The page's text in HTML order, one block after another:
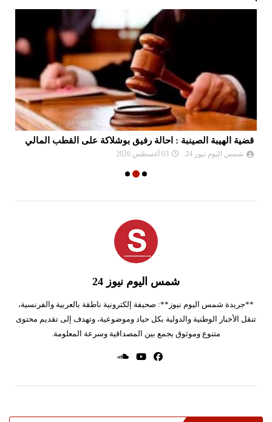
قضية الهيبة الصينبة : احالة رفيق بوشلاكة على القطب المالي
شمس اليوم نيوز 24 03 أغسطس 2026
شمس اليوم نيوز 24
**جريدة شمس اليوم نيوز**: صحيفة إلكترونية ناطقة بالعربية والفرنسية،
تنقل الأخبار الوطنية والدولية بكل حياد وموضوعية، وتهدف إلى تقديم محتوى
متنوع وموثوق يجمع بين المصداقية وسرعة المعلومة.